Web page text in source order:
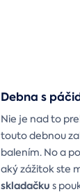
Debna s
Nie je nad to
touto debnou
balením. No a
aký zážitok ste
skladačku s